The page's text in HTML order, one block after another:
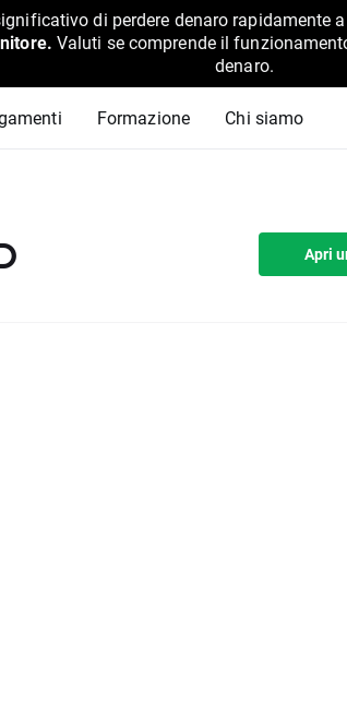
di perdere denaro rapidamente
Valuti se comprende il
denaro.
Formazione Chi siamo
Apri